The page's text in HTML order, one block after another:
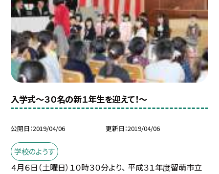
入学式〜３０名の新１年生を迎えて！〜
公開日 2019/04/06 更新日 2019/04/06
学校のようす
４月６日（土曜日）１０時３０分より、 平成３１年度留萌市立